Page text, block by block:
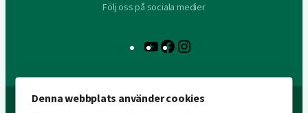
Följ oss på sociala medier
Denna webbplats använder cookies